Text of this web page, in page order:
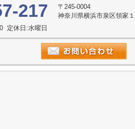
217
〒245-0004
神奈川県横浜市泉区領家
定休日:水曜日